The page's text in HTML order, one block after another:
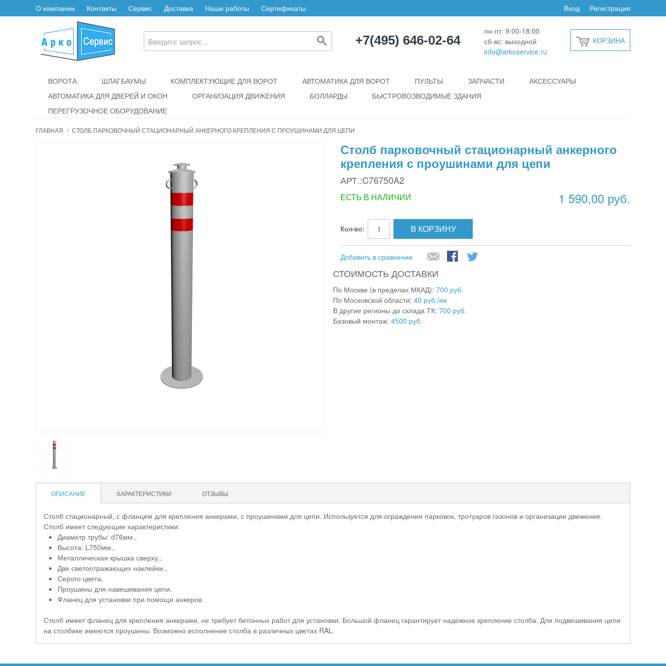
О компании Контакты Сервис Доставка Наши работы Сертификаты Регистрация
Вход
+7(495) 646-02-64
пн-пт: 9:00-18:00
сб-вс: выходной
info@arkoservice.ru
КОРЗИНА
ВОРОТА ШЛАГБАУМЫ КОМПЛЕКТУЮЩИЕ ДЛЯ ВОРОТ АВТОМАТИКА ДЛЯ ВОРОТ ПУЛЬТЫ ЗАПЧАСТИ
АКСЕССУАРЫ
АВТОМАТИКА ДЛЯ ДВЕРЕЙ И ОКОН
ОРГАНИЗАЦИЯ ДВИЖЕНИЯ БОЛЛАРДЫ
БЫСТРОВОЗВОДИМЫЕ ЗДАНИЯ
ПЕРЕГРУЗОЧНОЕ ОБОРУДОВАНИЕ
ГЛАВНАЯ / СТОЛБ ПАРКОВОЧНЫЙ СТАЦИОНАРНЫЙ АНКЕРНОГО КРЕПЛЕНИЯ С ПРОУШИНАМИ ДЛЯ ЦЕПИ
Столб парковочный стационарный анкерного
крепления с проушинами для цепи
АРТ.:C76750A2
1 590,00 руб.
ЕСТЬ В НАЛИЧИИ
Кол-во: В КОРЗИНУ
Добавить в сравнение
СТОИМОСТЬ ДОСТАВКИ
По Москве (в пределах МКАД): 700 руб.
По Московской области: 40 руб./км
В другие регионы до склада ТК: 700 руб.
Базовый монтаж: 4500 руб.
ОПИСАНИЕ ХАРАКТЕРИСТИКИ ОТЗЫВЫ
Столб стационарный, с фланцем для крепления анкерами, с проушинами для цепи. Используется для ограждения парковок, тротуаров газонов и организации движения.
Столб имеет следующие характеристики:
Диаметр трубы: d76мм.,
Высота: L750мм.,
Металлическая крышка сверху.,
Две светоотражающих наклейки.,
Серого цвета,
Проушины для навешивания цепи.
Фланец для установки при помощи анкеров.
Столб имеет фланец для крепления анкерами, не требует бетонных работ для установки. Большой фланец гарантирует надежное крепление столба. Для подвешивания цепи
на столбике имеются проушины. Возможно исполнение столба в различных цветах RAL.